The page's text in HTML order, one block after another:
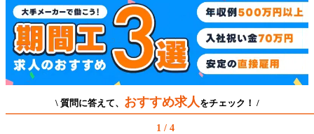
\ 質問に答えて、 おすすめ求人 をチェック！ /
1 / 4